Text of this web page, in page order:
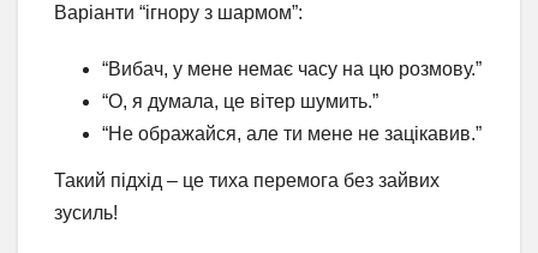
Варіанти “ігнору з шармом”:
“Вибач, у мене немає часу на цю розмову.”
“О, я думала, це вітер шумить.”
“Не ображайся, але ти мене не зацікавив.”
Такий підхід – це тиха перемога без зайвих
зусиль!